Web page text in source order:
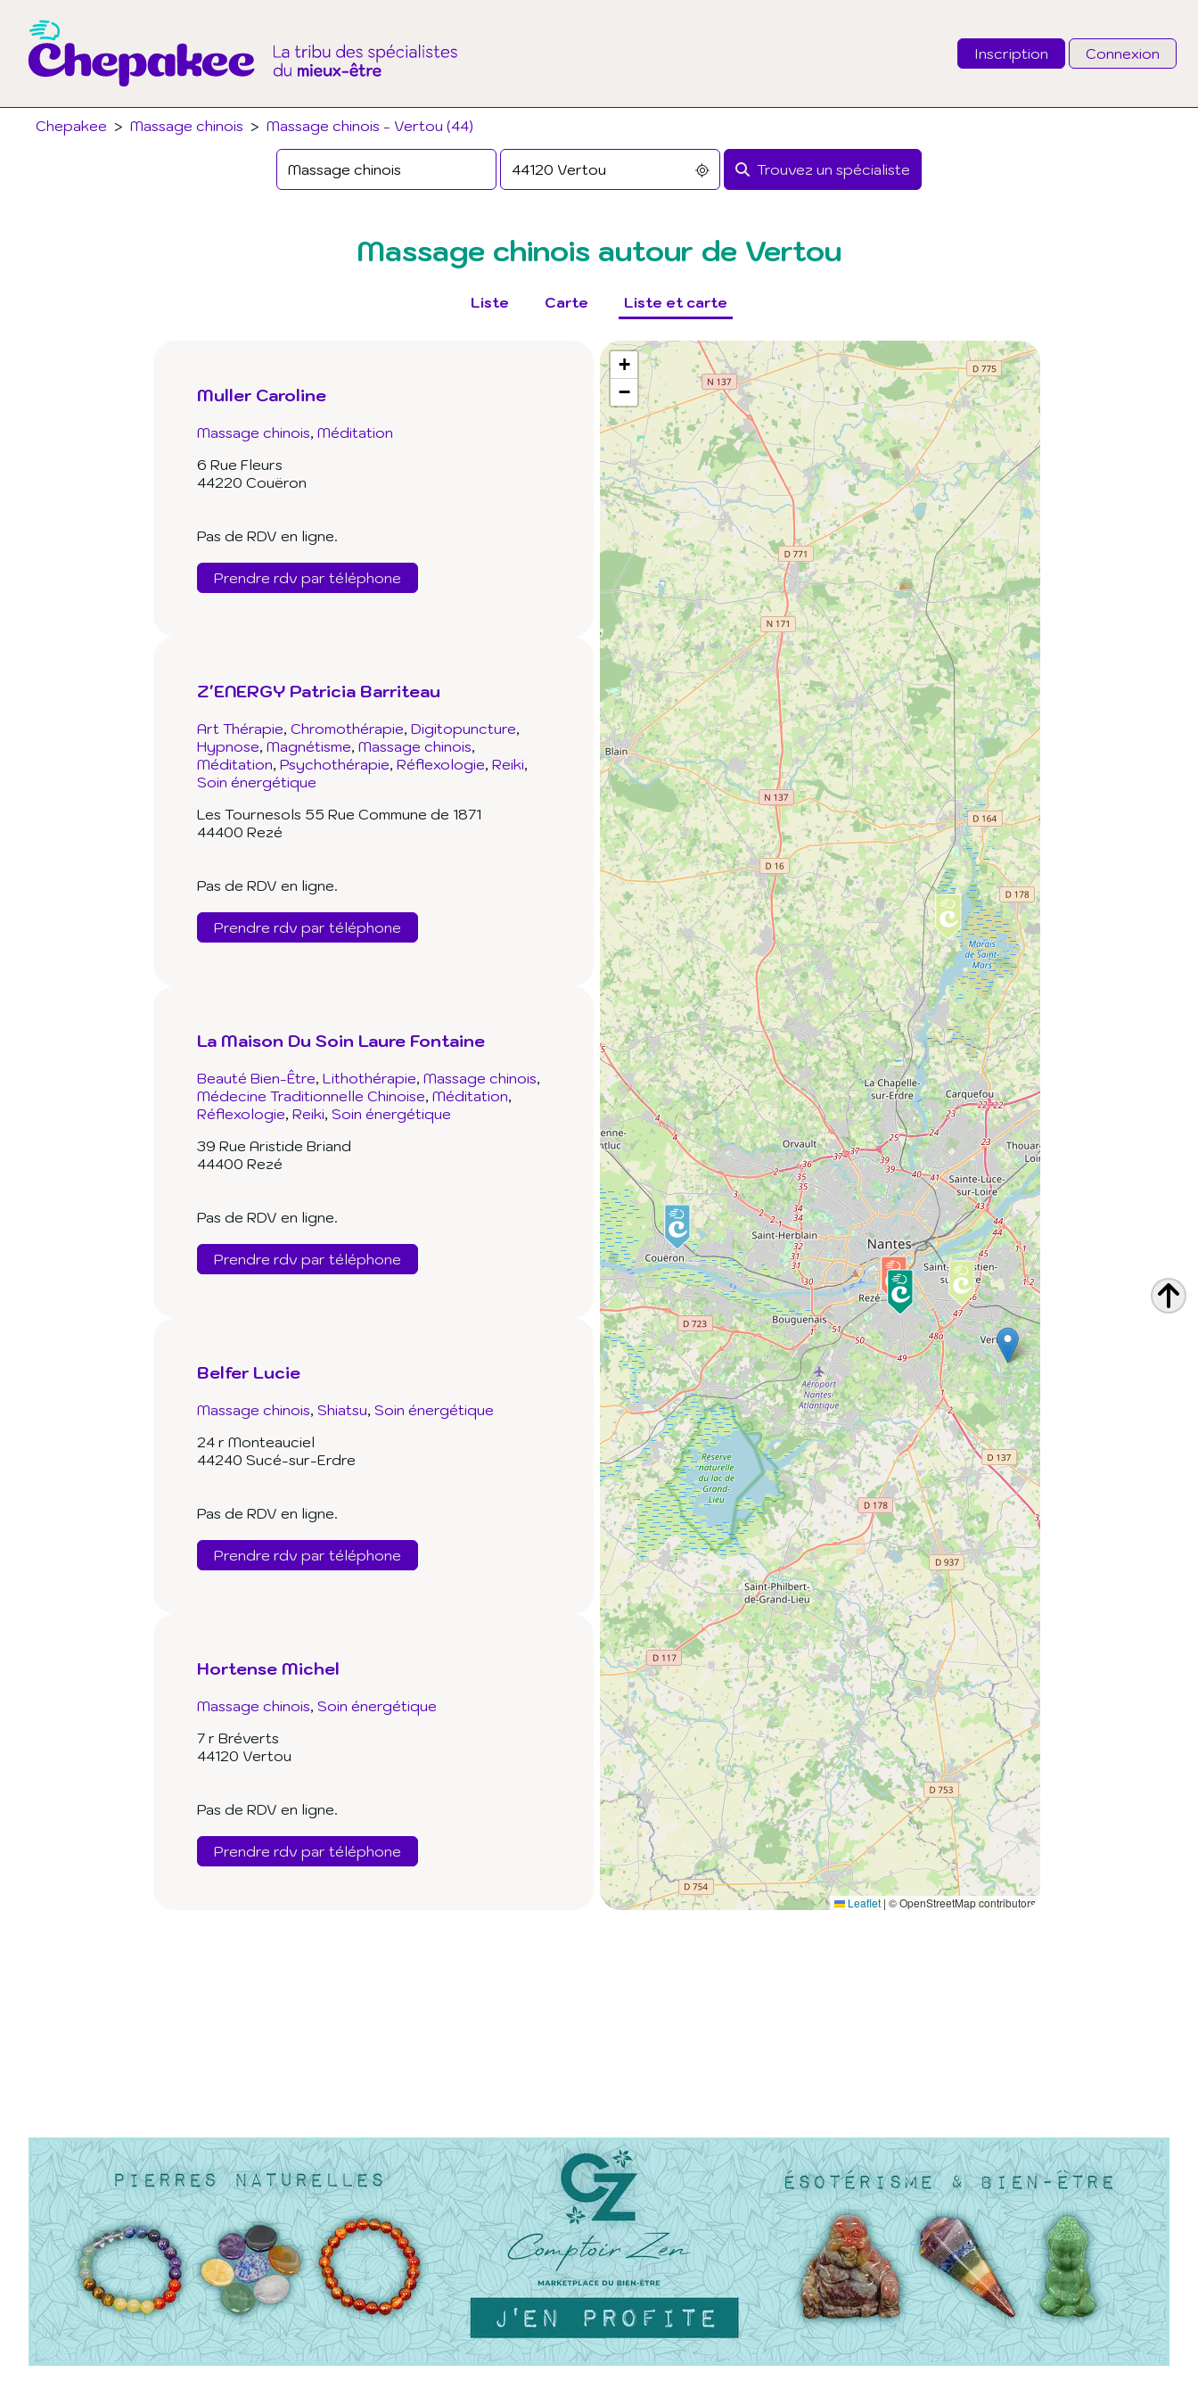
Inscription Connexion
Chepakee > Massage chinois > Massage chinois - Vertou (44)
Trouvez un spécialiste
Email
Mot de passe
Massage chinois autour de Vertou
Liste Carte Liste et carte
Muller Caroline
Massage chinois Méditation
6 Rue Fleurs
44220 Couëron
Pas de RDV en ligne.
Prendre rdv par téléphone
Z'ENERGY Patricia Barriteau
Art Thérapie Chromothérapie Digitopuncture
Hypnose Magnétisme Massage chinois
Méditation Psychothérapie Réflexologie Reiki
Soin énergétique
Les Tournesols 55 Rue Commune de 1871
44400 Rezé
Pas de RDV en ligne.
Prendre rdv par téléphone
La Maison Du Soin Laure Fontaine
Beauté Bien-Être Lithothérapie Massage chinois
Médecine Traditionnelle Chinoise Méditation
Réflexologie Reiki Soin énergétique
39 Rue Aristide Briand
44400 Rezé
Pas de RDV en ligne.
Prendre rdv par téléphone
Belfer Lucie
Massage chinois Shiatsu Soin énergétique
24 r Monteauciel
44240 Sucé-sur-Erdre
Pas de RDV en ligne.
Prendre rdv par téléphone
Hortense Michel
Massage chinois Soin énergétique
7 r Bréverts
44120 Vertou
Pas de RDV en ligne.
Prendre rdv par téléphone
+
−
Leaflet | © OpenStreetMap contributors